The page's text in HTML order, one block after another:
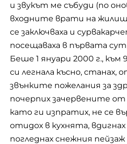
и звукът ме събуди (по
входните врати на
се заключваха и
посещаваха в първата
Беше 1 януари 2000 г., към
си легнала късно, станах,
звънките пожелания за
почерпих зачервените от
като ги изпратих, не се
отидох в кухнята,
погледнах снежния